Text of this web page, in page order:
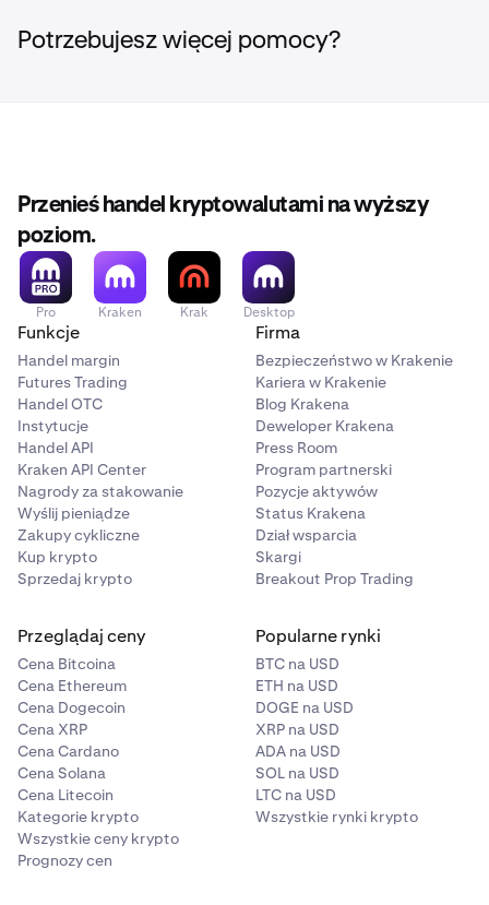
Potrzebujesz więcej pomocy?
Przenieś handel kryptowalutami na wyższy
poziom.
Pro Kraken Krak Desktop
Funkcje
Handel margin
Futures Trading
Handel OTC
Instytucje
Handel API
Kraken API Center
Nagrody za stakowanie
Wyślij pieniądze
Zakupy cykliczne
Kup krypto
Sprzedaj krypto
Firma
Bezpieczeństwo w Krakenie
Kariera w Krakenie
Blog Krakena
Deweloper Krakena
Press Room
Program partnerski
Pozycje aktywów
Status Krakena
Dział wsparcia
Skargi
Breakout Prop Trading
Przeglądaj ceny
Cena Bitcoina
Cena Ethereum
Cena Dogecoin
Cena XRP
Cena Cardano
Cena Solana
Cena Litecoin
Kategorie krypto
Wszystkie ceny krypto
Prognozy cen
Popularne rynki
BTC na USD
ETH na USD
DOGE na USD
XRP na USD
ADA na USD
SOL na USD
LTC na USD
Wszystkie rynki krypto